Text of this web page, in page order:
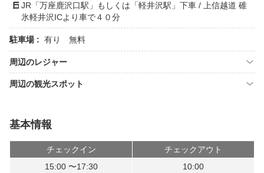
JR「万座鹿沢口駅」もしくは「軽井沢駅」下車 / 上信越道 碓
氷軽井沢ICより車で４０分
駐車場 : 有り 無料
周辺のレジャー
周辺の観光スポット
基本情報
チェックイン
チェックアウト
15:00 〜17:30
10:00